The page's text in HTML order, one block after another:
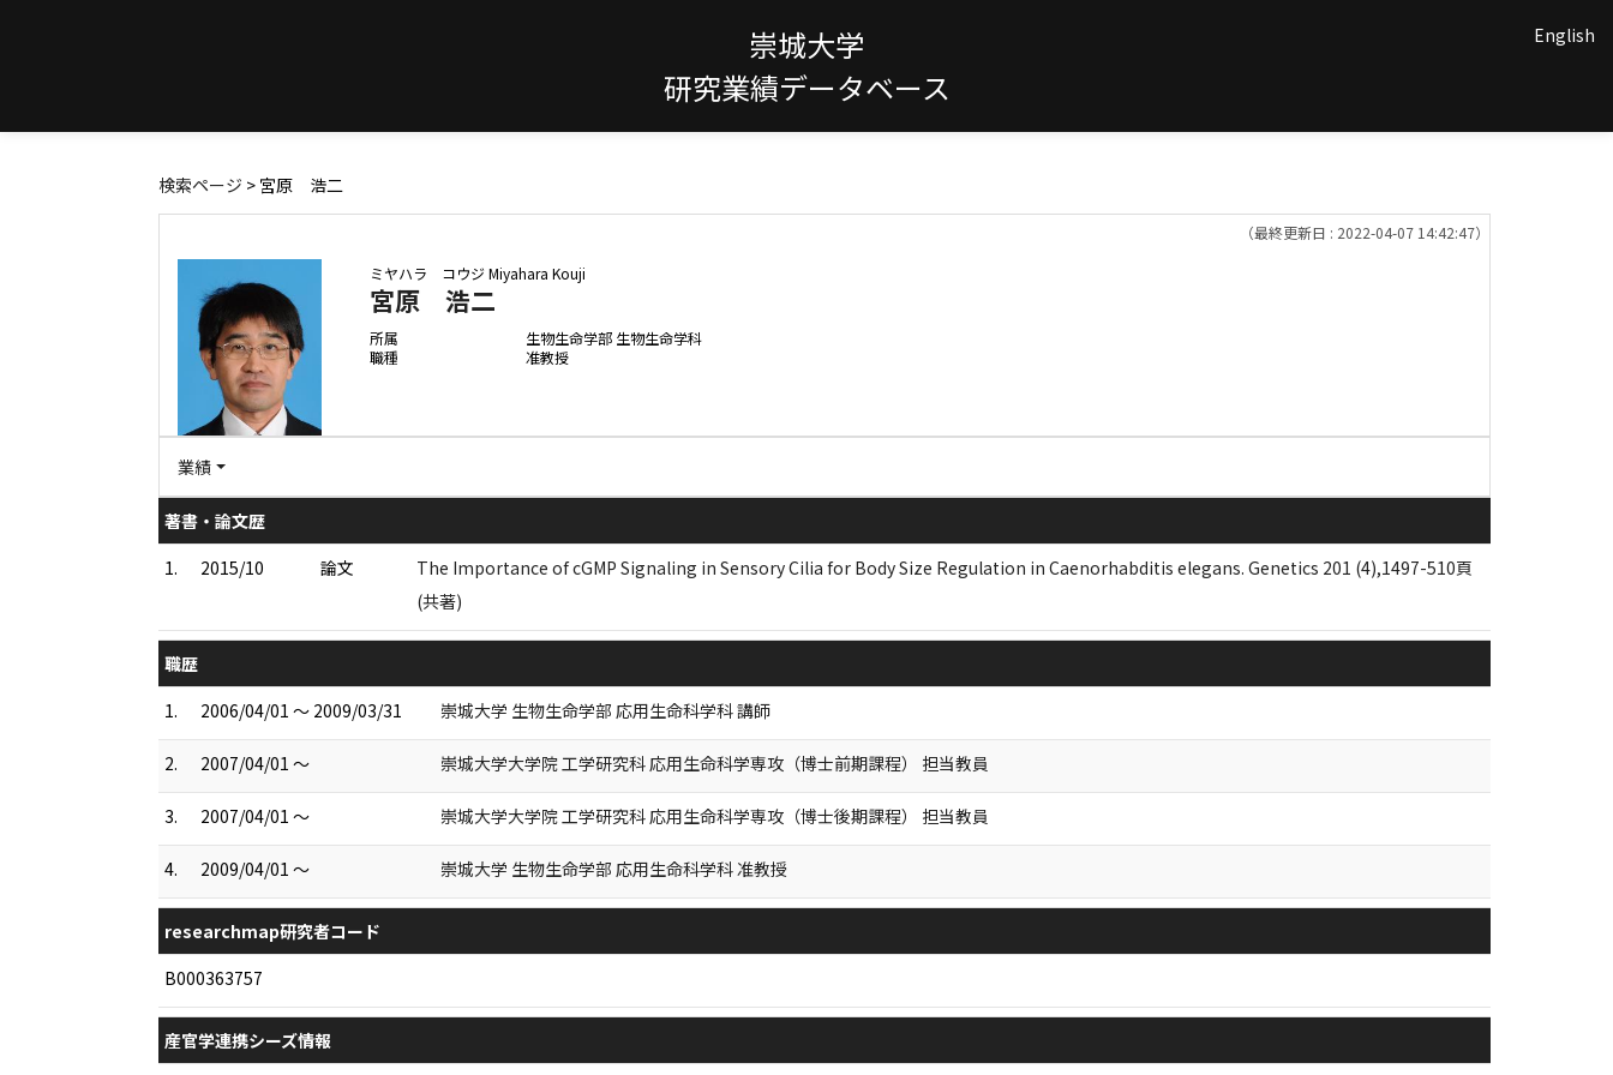
崇城大学
研究業績データベース
English
検索ページ > 宮原 浩二
（最終更新日 : 2022-04-07 14:42:47）
ミヤハラ コウジ Miyahara Kouji
宮原 浩二
所属
生物生命学部 生物生命学科
職種
准教授
業績
著書・論文歴
1.
2015/10 論文
The Importance of cGMP Signaling in Sensory Cilia for Body Size Regulation in Caenorhabditis elegans. Genetics 201 (4),1497-510頁
(共著)
職歴
1.
2006/04/01 ～ 2009/03/31 崇城大学 生物生命学部 応用生命科学科 講師
2. 2007/04/01 ～ 崇城大学大学院 工学研究科 応用生命科学専攻（博士前期課程） 担当教員
3. 2007/04/01 ～ 崇城大学大学院 工学研究科 応用生命科学専攻（博士後期課程） 担当教員
4. 2009/04/01 ～ 崇城大学 生物生命学部 応用生命科学科 准教授
researchmap研究者コード
B000363757
産官学連携シーズ情報